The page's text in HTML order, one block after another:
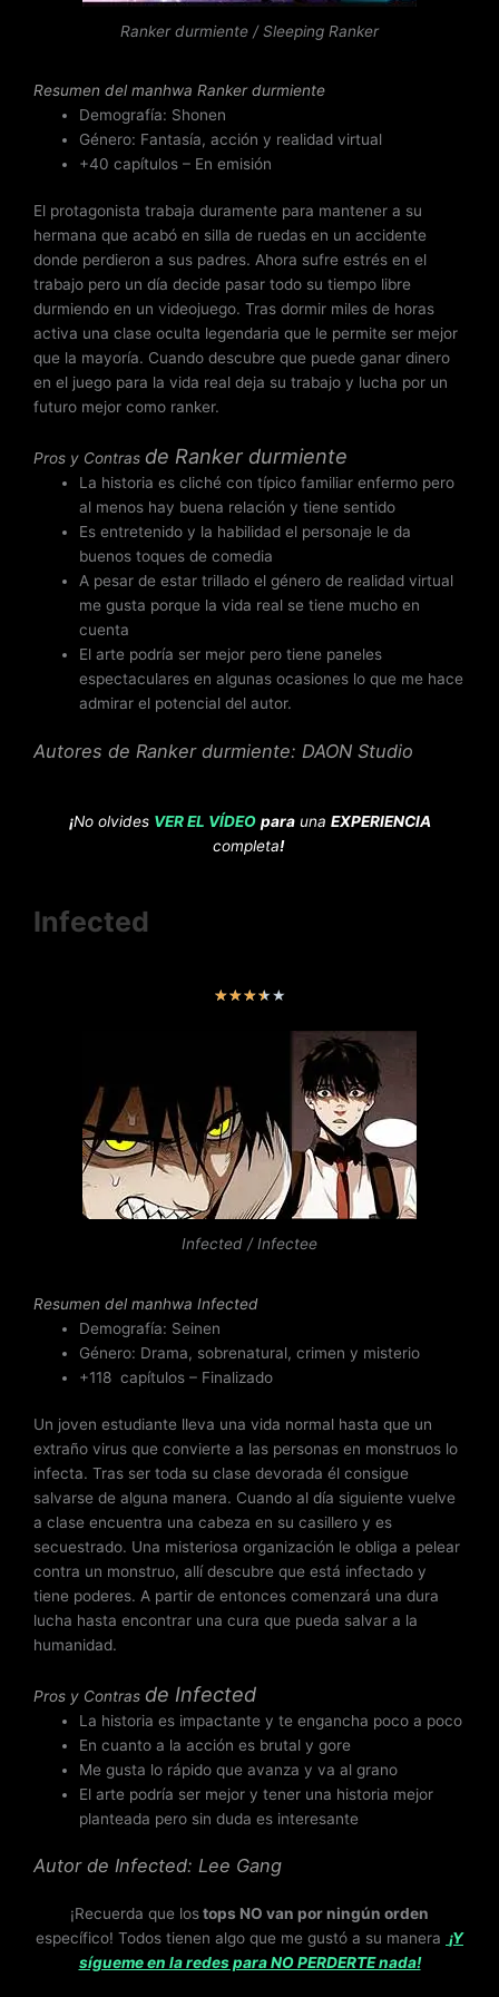
n
5
e
Ranker durmiente / Sleeping Ranker
Resumen del manhwa Ranker durmiente
Demografía: Shonen
Género: Fantasía, acción y realidad virtual
+40 capítulos – En emisión
El protagonista trabaja duramente para mantener a su
hermana que acabó en silla de ruedas en un accidente
donde perdieron a sus padres. Ahora sufre estrés en el
trabajo pero un día decide pasar todo su tiempo libre
durmiendo en un videojuego. Tras dormir miles de horas
activa una clase oculta legendaria que le permite ser mejor
que la mayoría. Cuando descubre que puede ganar dinero
en el juego para la vida real deja su trabajo y lucha por un
futuro mejor como ranker.
Pros y Contras de Ranker durmiente
La historia es cliché con típico familiar enfermo pero
al menos hay buena relación y tiene sentido
Es entretenido y la habilidad el personaje le da
buenos toques de comedia
A pesar de estar trillado el género de realidad virtual
me gusta porque la vida real se tiene mucho en
cuenta
El arte podría ser mejor pero tiene paneles
espectaculares en algunas ocasiones lo que me hace
admirar el potencial del autor.
Autores de Ranker durmiente: DAON Studio
¡No olvides VER EL VÍDEO parauna EXPERIENCIA
completa!
Infected
★★★★★V
d
o
c
o
n
e
Infected / Infectee
Resumen del manhwa Infected
Demografía: Seinen
Género: Drama, sobrenatural, crimen y misterio
+118 capítulos – Finalizado
Un joven estudiante lleva una vida normal hasta que un
extraño virus que convierte a las personas en monstruos lo
infecta. Tras ser toda su clase devorada él consigue
salvarse de alguna manera. Cuando al día siguiente vuelve
a clase encuentra una cabeza en su casillero y es
secuestrado. Una misteriosa organización le obliga a pelear
contra un monstruo, allí descubre que está infectado y
tiene poderes. A partir de entonces comenzará una dura
lucha hasta encontrar una cura que pueda salvar a la
humanidad.
Pros y Contras de Infected
La historia es impactante y te engancha poco a poco
En cuanto a la acción es brutal y gore
Me gusta lo rápido que avanza y va al grano
El arte podría ser mejor y tener una historia mejor
planteada pero sin duda es interesante
Autor de Infected: Lee Gang
¡Recuerda que lostops NO van por ningún orden
específico! Todos tienen algo que me gustó a su manera ¡Y
sígueme en la redes para NO PERDERTE nada!